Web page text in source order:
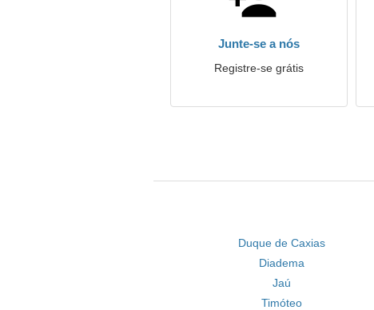
Junte-se a nós
Registre-se grátis
Duque de Caxias
Diadema
Jaú
Timóteo